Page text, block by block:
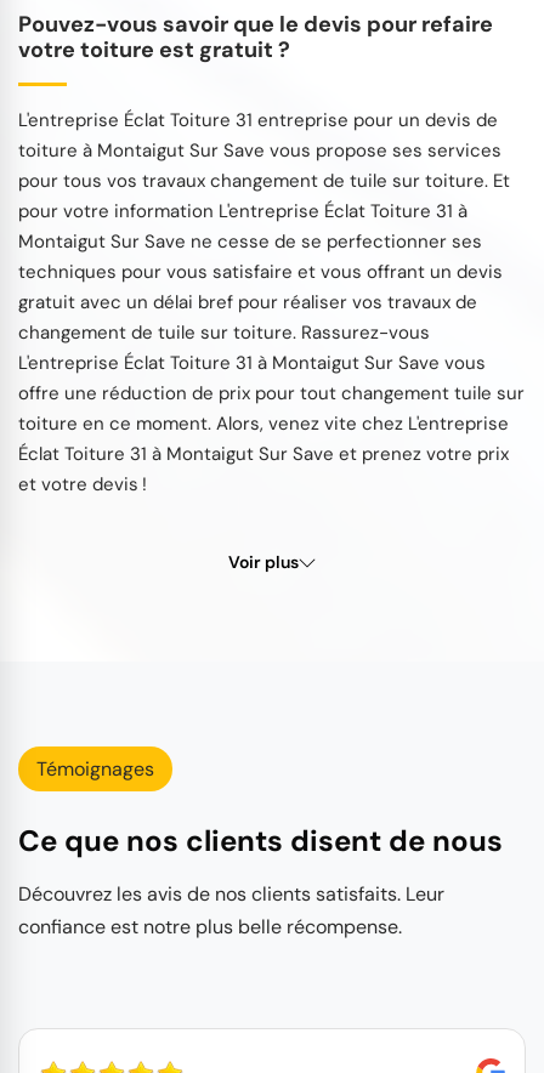
Pouvez-vous savoir que le devis pour refaire
votre toiture est gratuit ?
L'entreprise Éclat Toiture 31 entreprise pour un devis de
toiture à Montaigut Sur Save vous propose ses services
pour tous vos travaux changement de tuile sur toiture. Et
pour votre information L'entreprise Éclat Toiture 31 à
Montaigut Sur Save ne cesse de se perfectionner ses
techniques pour vous satisfaire et vous offrant un devis
gratuit avec un délai bref pour réaliser vos travaux de
changement de tuile sur toiture. Rassurez-vous
L'entreprise Éclat Toiture 31 à Montaigut Sur Save vous
offre une réduction de prix pour tout changement tuile sur
toiture en ce moment. Alors, venez vite chez L'entreprise
Éclat Toiture 31 à Montaigut Sur Save et prenez votre prix
et votre devis !
Voir plus
Témoignages
Ce que nos clients disent de nous
Découvrez les avis de nos clients satisfaits. Leur
confiance est notre plus belle récompense.